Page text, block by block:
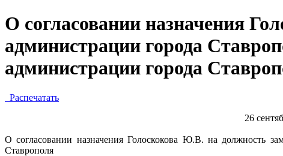
О согласовании назначения
администрации города
администрации города
Распечатать
26
О согласовании назначения Голоскокова Ю.В. на должность
Ставрополя